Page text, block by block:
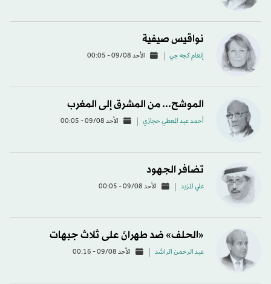
نواقيس صيفية
إنعام كجه جي الأحد 09/08 - 00:05
الموشح... من المشرق إلى المغرب
أحمد عبد المعطي حجازي الأحد 09/08 - 00:05
تضافر الجهود
علي المزيد الأحد 09/08 - 00:05
«الحلف» ضد طهرانَ على ثلاث جبهات
عبد الرحمن الراشد الأحد 09/08 - 00:16